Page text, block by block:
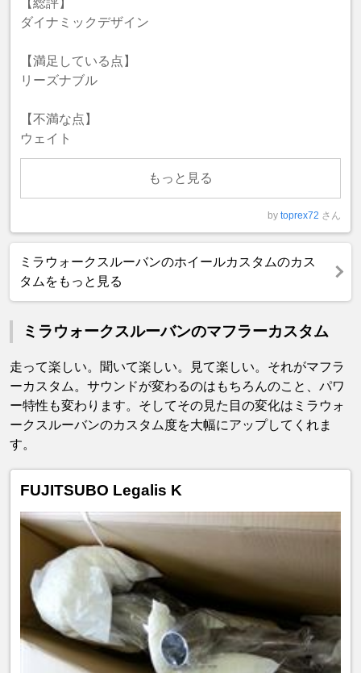
【総評】
ダイナミックデザイン
【満足している点】
リーズナブル
【不満な点】
ウェイト
もっと見る
by toprex72 さん
ミラウォークスルーバンのホイールカスタムのカス
タムをもっと見る
ミラウォークスルーバンのマフラーカスタム
走って楽しい。聞いて楽しい。見て楽しい。それがマフラ
ーカスタム。サウンドが変わるのはもちろんのこと、パワ
ー特性も変わります。そしてその見た目の変化はミラウォ
ークスルーバンのカスタム度を大幅にアップしてくれま
す。
FUJITSUBO Legalis K